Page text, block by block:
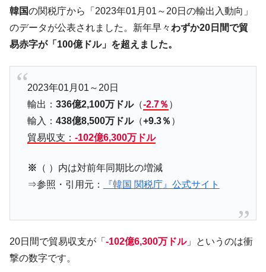
『Money1』
韓国･李在明「青年層の雇用状況が悪い。せ
や、若者に起業させよう」⇒ どんな雇用対策だソレ。
『Money1』
【韓国の外貨準備】2026年07月は4,279億ド
ル。外平債の発行「19.4億ドル」
『Money1』
韓国「ここは北朝鮮なのか。選管がサーバ
ーにウソのデータを入力したのは明白だ」
『Money1』
韓国･李在明さっそく不動産対策で浅薄な発
言。
『Money1』
韓国は「中国と同じく」投資に不適格な国
『Money1』
『韓国銀行』が「金の保有量を増やしま
す」⇒「金を経由するドル入手」手段ではないのか？
い「50.5％」に上昇
『Money1』
韓国の関税庁から「2023年01月01～20日の輸出入動向」
のデータが公表されました。新年早々わずか20日間で貿
易赤字が「100億ドル」を超えました。
2023年01月01～20日
輸出： 336億2,100万ドル（-2.7％ ）
輸入： 438億8,500万ドル（+9.3％ ）
貿易収支： -102億6,300万ドル
※ （ ）内は対前年同期比の増減
⇒参照・引用元：
『韓国 関税庁』公式サイト
20日間で貿易収支が「 -102億6,300万ドル」というのは衝
撃の数字です。